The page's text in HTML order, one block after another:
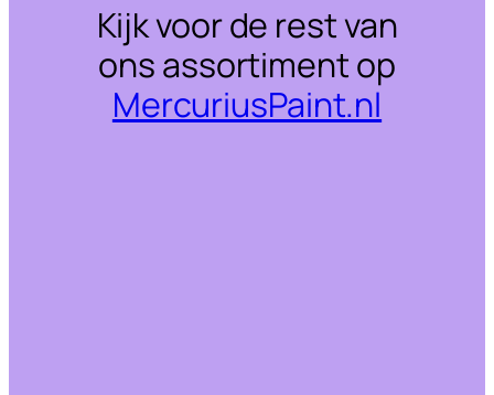
Kijk voor de rest van
ons assortiment op
MercuriusPaint.nl